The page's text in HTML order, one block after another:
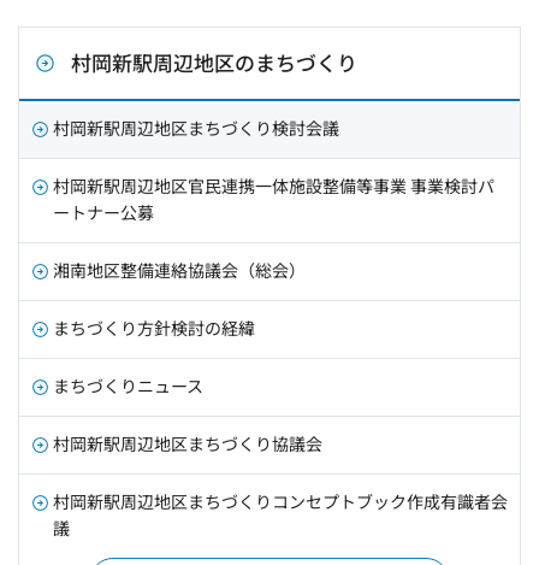
村岡新駅周辺地区のまちづくり
村岡新駅周辺地区まちづくり検討会議
村岡新駅周辺地区官民連携一体施設整備等事業 事業検討パ
ートナー公募
湘南地区整備連絡協議会（総会）
まちづくり方針検討の経緯
まちづくりニュース
村岡新駅周辺地区まちづくり協議会
村岡新駅周辺地区まちづくりコンセプトブック作成有識者会
議